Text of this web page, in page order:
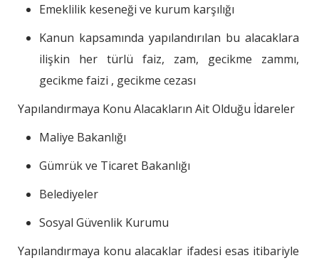
Emeklilik keseneği ve kurum karşılığı
Kanun kapsamında yapılandırılan bu alacaklara
ilişkin her türlü faiz, zam, gecikme zammı,
gecikme faizi , gecikme cezası
Yapılandırmaya Konu Alacakların Ait Olduğu İdareler
Maliye Bakanlığı
Gümrük ve Ticaret Bakanlığı
Belediyeler
Sosyal Güvenlik Kurumu
Yapılandırmaya konu alacaklar ifadesi esas itibariyle